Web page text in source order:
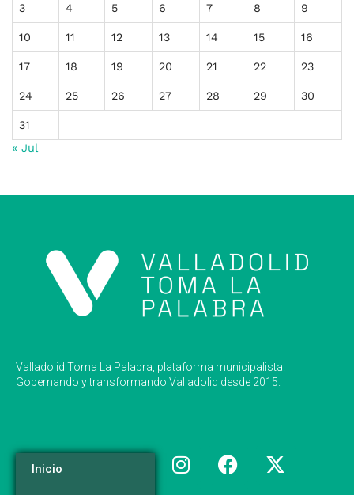
3 4 5 6 7 8 9
10 11 12 13 14 15 16
17 18 19 20 21 22 23
24 25 26 27 28 29 30
31
« Jul
Valladolid Toma La Palabra, plataforma municipalista.
Gobernando y transformando Valladolid desde 2015.
Inicio